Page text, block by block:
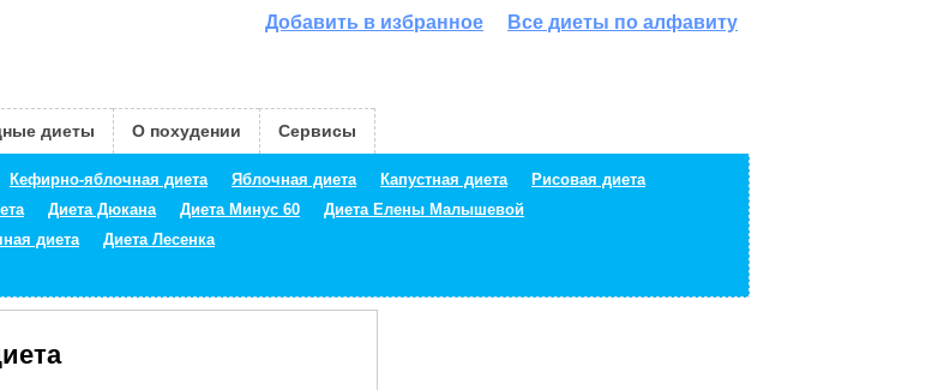
Все диеты по алфавиту
Добавить в избранное
Кефирно-яблочная диета Яблочная диета Капустная диета
Рисовая диета
Диета Дюкана Диета Минус 60
Диета Елены Малышевой
диета Диета Лесенка
диеты О похудении Сервисы